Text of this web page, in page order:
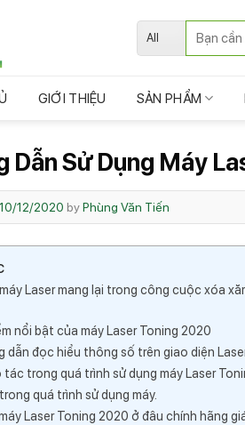
kiếm:
GIỚI THIỆU SẢN PHẨM
Dẫn Sử Dụng Máy
10/12/2020 byPhùng Văn Tiến
Laser mang lại trong công cuộc xóa
nổi bật của máy Laser Toning 2020
dẫn đọc hiểu thông số trên giao diện
tác trong quá trình sử dụng máy Laser
quá trình sử dụng máy.
Laser Toning 2020 ở đâu chính hãng